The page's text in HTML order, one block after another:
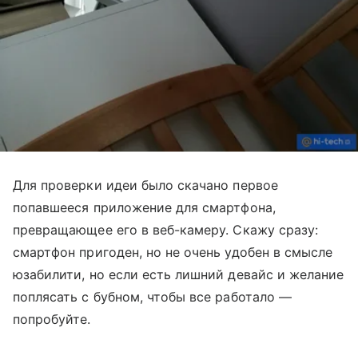
Для проверки идеи было скачано первое
попавшееся приложение для смартфона,
превращающее его в веб-камеру. Скажу сразу:
смартфон пригоден, но не очень удобен в смысле
юзабилити, но если есть лишний девайс и желание
поплясать с бубном, чтобы все работало —
попробуйте.